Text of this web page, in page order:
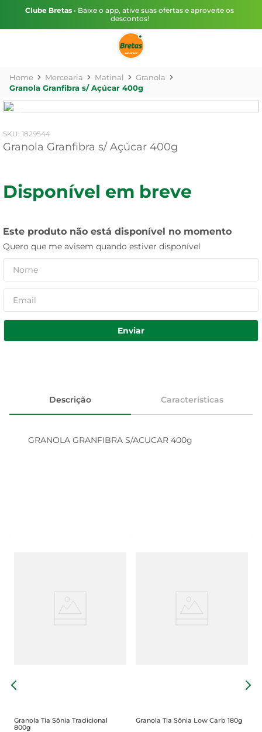
Clube Bretas • Baixe o app, ative suas ofertas e aproveite os
descontos!
Mercearia Matinal
Granola
Granola Granfibra s/ Açúcar 400g
: 1829544
Granola Granfibra s/ Açúcar 400g
Disponível em breve
Este produto não está disponível no momento
Quero que me avisem quando estiver disponível
Enviar
Descrição Características
GRANOLA GRANFIBRA S/ACUCAR 400g
Granola Tia Sônia Tradicional
800g
Granola Tia Sônia Low Carb 180g